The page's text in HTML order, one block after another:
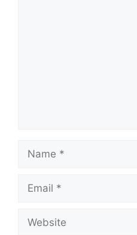
Name
Email
Website